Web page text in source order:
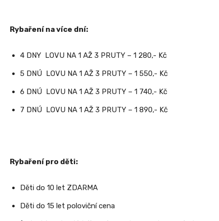
Rybaření na více dní:
4 DNY LOVU NA 1 AŽ 3 PRUTY – 1 280,- Kč
5 DNÚ LOVU NA 1 AŽ 3 PRUTY – 1 550,- Kč
6 DNÚ LOVU NA 1 AŽ 3 PRUTY – 1 740,- Kč
7 DNÚ LOVU NA 1 AŽ 3 PRUTY – 1 890,- Kč
Rybaření pro děti:
Děti do 10 let ZDARMA
Děti do 15 let poloviční cena